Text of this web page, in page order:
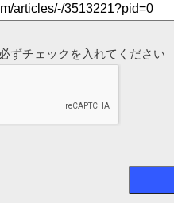
ずチェックを入れてください